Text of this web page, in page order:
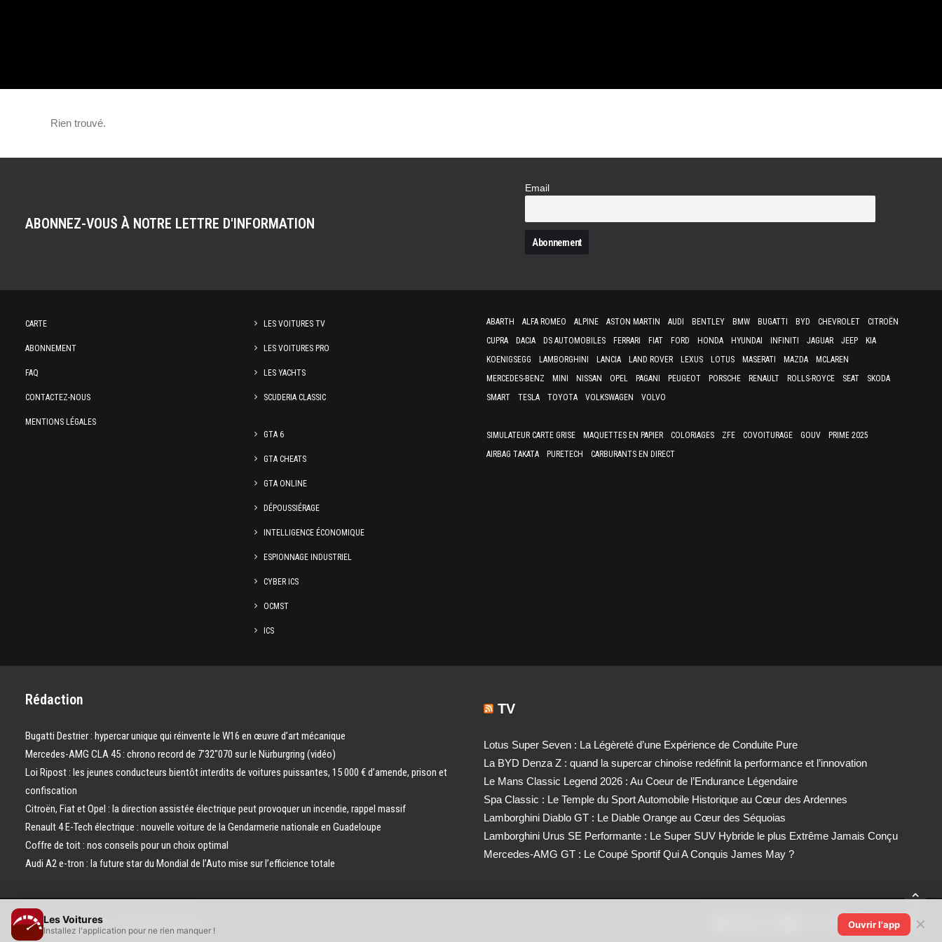
(MÉCANIQUE SPORTIVE)
Rien trouvé.
ABONNEZ-VOUS À NOTRE LETTRE D'INFORMATION
Email
CARTE
ABONNEMENT
FAQ
CONTACTEZ-NOUS
MENTIONS LÉGALES
LES VOITURES TV
LES VOITURES PRO
LES YACHTS
SCUDERIA CLASSIC
GTA 6
GTA CHEATS
GTA ONLINE
DÉPOUSSIÉRAGE
INTELLIGENCE ÉCONOMIQUE
ESPIONNAGE INDUSTRIEL
CYBER ICS
OCMST
ICS
ABARTH ALFA ROMEO ALPINE ASTON MARTIN AUDI BENTLEY BMW BUGATTI BYD CHEVROLET
CITROËN
CUPRA
DACIA DS AUTOMOBILES FERRARI FIAT FORD HONDA HYUNDAI INFINITI JAGUAR JEEP
KIA
KOENIGSEGG
LAMBORGHINI LANCIA LAND ROVER LEXUS LOTUS MASERATI MAZDA
MCLAREN
MERCEDES-BENZ
MINI NISSAN OPEL PAGANI PEUGEOT PORSCHE RENAULT ROLLS-ROYCE SEAT
SKODA
SMART
TESLA TOYOTA VOLKSWAGEN VOLVO
SIMULATEUR CARTE GRISE MAQUETTES EN PAPIER COLORIAGES ZFE COVOITURAGE GOUV
PRIME 2025
AIRBAG TAKATA
PURETECH CARBURANTS EN DIRECT
Rédaction
Bugatti Destrier : hypercar unique qui réinvente le W16 en œuvre d’art mécanique
Mercedes-AMG CLA 45 : chrono record de 7’32″070 sur le Nürburgring (vidéo)
Loi Ripost : les jeunes conducteurs bientôt interdits de voitures puissantes, 15 000 € d’amende, prison et
confiscation
Citroën, Fiat et Opel : la direction assistée électrique peut provoquer un incendie, rappel massif
Renault 4 E-Tech électrique : nouvelle voiture de la Gendarmerie nationale en Guadeloupe
Coffre de toit : nos conseils pour un choix optimal
Audi A2 e-tron : la future star du Mondial de l’Auto mise sur l’efficience totale
TV
Lotus Super Seven : La Légèreté d’une Expérience de Conduite Pure
La BYD Denza Z : quand la supercar chinoise redéfinit la performance et l’innovation
Le Mans Classic Legend 2026 : Au Coeur de l’Endurance Légendaire
Spa Classic : Le Temple du Sport Automobile Historique au Cœur des Ardennes
Lamborghini Diablo GT : Le Diable Orange au Cœur des Séquoias
Lamborghini Urus SE Performante : Le Super SUV Hybride le plus Extrême Jamais Conçu
Mercedes-AMG GT : Le Coupé Sportif Qui A Conquis James May ?
© 2026 Les Voitures. | Tous droits réservés.
Les Voitures
Installez l'application pour ne rien manquer !
Ouvrir l'app ✕